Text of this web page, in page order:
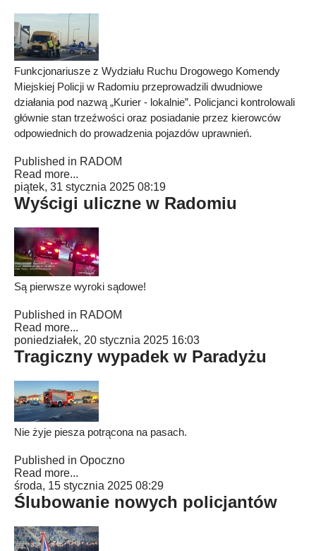
Funkcjonariusze z Wydziału Ruchu Drogowego Komendy
Miejskiej Policji w Radomiu przeprowadzili dwudniowe
działania pod nazwą „Kurier - lokalnie”. Policjanci kontrolowali
głównie stan trzeźwości oraz posiadanie przez kierowców
odpowiednich do prowadzenia pojazdów uprawnień.
Published in RADOM
Read more...
piątek, 31 stycznia 2025 08:19
Wyścigi uliczne w Radomiu
Są pierwsze wyroki sądowe!
Published in RADOM
Read more...
poniedziałek, 20 stycznia 2025 16:03
Tragiczny wypadek w Paradyżu
Nie żyje piesza potrącona na pasach.
Published in Opoczno
Read more...
środa, 15 stycznia 2025 08:29
Ślubowanie nowych policjantów